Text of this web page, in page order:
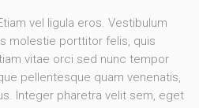
vel ligula eros. Vestibulum
molestie porttitor felis, quis
vitae orci sed nunc tempor
pellentesque quam venenatis,
Integer pharetra velit sem, eget